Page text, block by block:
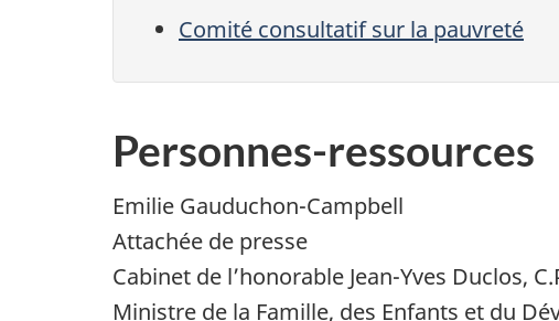
Comité consultatif sur la pauvreté
Personnes-ressources
Emilie Gauduchon-Campbell
Attachée de presse
Cabinet de l’honorable Jean-Yves Duclos,
Ministre de la Famille, des Enfants et du